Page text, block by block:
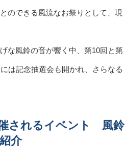
のできる風流なお祭りとして、現
な風鈴の音が響く中、第10回と第
は記念抽選会も開かれ、さらなる
されるイベント 風鈴
介